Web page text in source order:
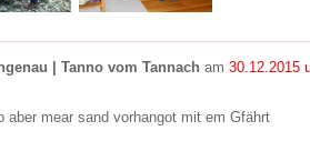
| Tanno vom Tannach am 30.12.2015
aber mear sand vorhangot mit em Gfährt